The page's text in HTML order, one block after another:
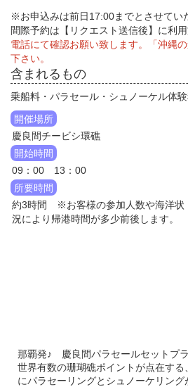
※お申込みは前日17:00までとさせてい
間際予約は【リクエスト送信後】に利
電話にて確認お願い致します。「沖縄
下さい。
含まれるもの
乗船料・パラセール・シュノーケル体
開催場所
慶良間チービシ環礁
開始時間
09：00 13：00
所要時間
約3時間 ※お客様の参加人数や海洋状
況により帰港時間が多少前後します。
那覇発♪ 慶良間パラセールセットプラ
世界有数の珊瑚礁ポイントが点在す
にパラセーリングとシュノーケリング